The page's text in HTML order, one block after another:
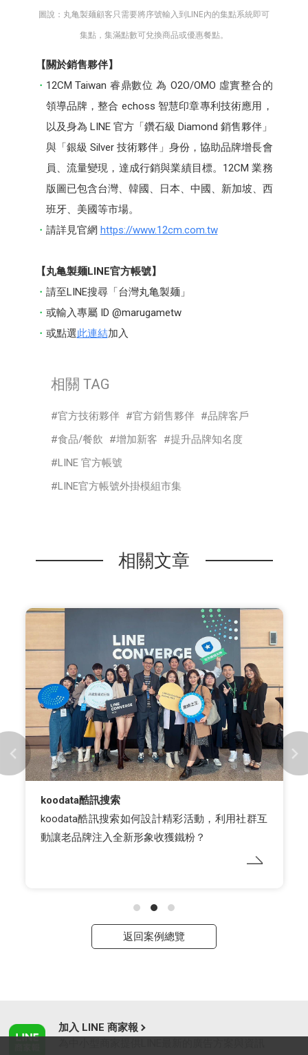
圖說：丸亀製麺顧客只需要將序號輸入到LINE內的集點系統即可
集點，集滿點數可兌換商品或優惠餐點。
【關於銷售夥伴】
12CM Taiwan 睿鼎數位 為 O2O/OMO 虛實整合的
領導品牌，整合 echoss 智慧印章專利技術應用，
以及身為 LINE 官方「鑽石級 Diamond 銷售夥伴」
與「銀級 Silver 技術夥伴」身份，協助品牌增長會
員、流量變現，達成行銷與業績目標。12CM 業務
版圖已包含台灣、韓國、日本、中國、新加坡、西
班牙、美國等市場。
請詳見官網 https://www.12cm.com.tw
【丸亀製麺LINE官方帳號】
請至LINE搜尋「台灣丸亀製麺」
或輸入專屬 ID @marugametw
或點選此連結加入
相關 TAG
官方技術夥伴 官方銷售夥伴
品牌客戶
食品/餐飲
增加新客
提升品牌知名度
LINE 官方帳號
LINE官方帳號外掛模組市集
相關文章
樂檸漢堡
樂檸漢堡透過LINE會員系統EchossVIP導入更多
「短褲樂粉」新客和熟客
返回案例總覽
加入 LINE 商家報